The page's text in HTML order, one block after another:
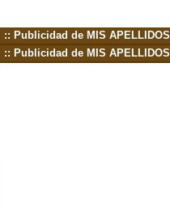
:: Publicidad de MIS APELLIDOS
:: Publicidad de MIS APELLIDOS